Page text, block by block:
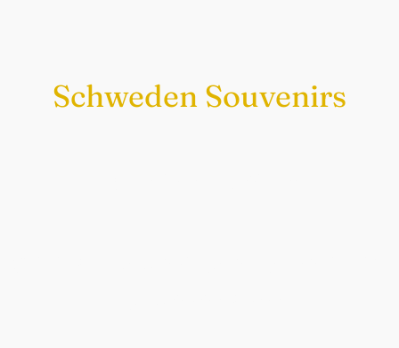
Schweden Souvenirs